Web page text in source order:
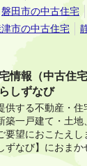
磐田市の中古住宅
市の中古住宅
情報（中古住
しずなび
供する不動産・住
築一戸建て・土
望におこたえし
なび】におまか